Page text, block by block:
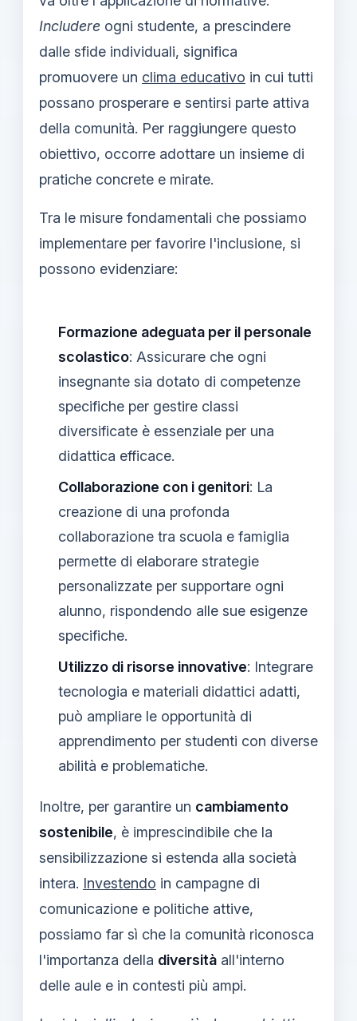
Includere ogni studente, a prescindere
dalle sfide individuali, significa
promuovere un clima educativo in cui tutti
possano prosperare e sentirsi parte attiva
della comunità. Per raggiungere questo
obiettivo, occorre adottare un insieme di
pratiche concrete e mirate.
Tra le misure fondamentali che possiamo
implementare per favorire l'inclusione, si
possono evidenziare:
Formazione adeguata per il personale
scolastico: Assicurare che ogni
insegnante sia dotato di competenze
specifiche per gestire classi
diversificate è essenziale per una
didattica efficace.
Collaborazione con i genitori: La
creazione di una profonda
collaborazione tra scuola e famiglia
permette di elaborare strategie
personalizzate per supportare ogni
alunno, rispondendo alle sue esigenze
specifiche.
Utilizzo di risorse innovative: Integrare
tecnologia e materiali didattici adatti,
può ampliare le opportunità di
apprendimento per studenti con diverse
abilità e problematiche.
Inoltre, per garantire un cambiamento
sostenibile, è imprescindibile che la
sensibilizzazione si estenda alla società
intera. Investendo in campagne di
comunicazione e politiche attive,
possiamo far sì che la comunità riconosca
l'importanza della diversità all'interno
delle aule e in contesti più ampi.